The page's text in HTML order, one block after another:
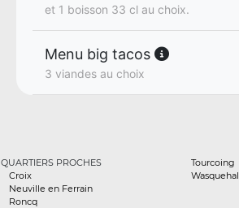
et 1 boisson 33 cl au choix.
Menu big tacos
3 viandes au choix
QUARTIERS PROCHES
Croix
Neuville en Ferrain
Roncq
Tourcoing
Wasquehal